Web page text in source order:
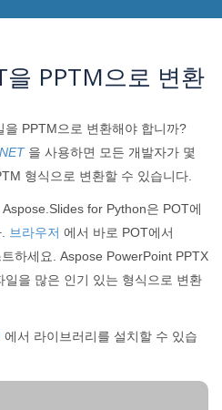
PPTM으로 변환
을 PPTM으로 변환해야 합니까?
을 사용하면 모든 개발자가 몇
형식으로 변환할 수 있습니다.
for Python은 POT에
브라우저 에서 바로 POT에서
하세요. Aspose PowerPoint PPTX
을 많은 인기 있는 형식으로 변환
에서 라이브러리를 설치할 수 있습